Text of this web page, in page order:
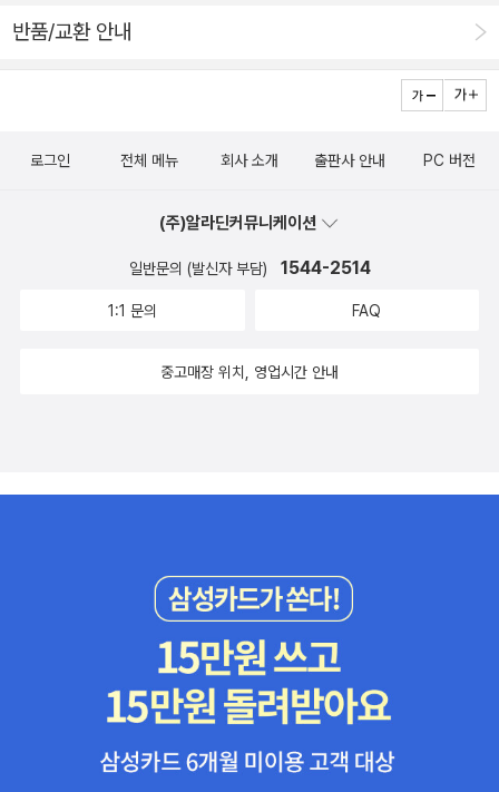
트를 구체적으로 잡아 내어 현업 관점에서 의사 결정에 도움이 되는
으로 여길 수도 있겠지만, 긍정적인 영향을 주었거나 부정적인 영향
인을 처음으로 인식하게 만든 (긍정적인 면에서) 주인공 또는 (부정
적인 면에서) 장본인이므로 기록으로 남길 가치는 충분하다는 생각이
모든 기술은 가치 중립적인 특성이 있기 때문에 사람이 만들고 사람
블록체인은 분명 새로운 가능성을 열어주는 매력적인 주제이며 현재
의 시장이 요구하는 방향이기도 하다. 하지만 공허한 수사만 앞서는
대신 가장 적합한 기술을 가장 적합한 사업 분야에 적용해서 제대로
된 사업 계획서부터 먼저 만들고, 해당 사업에 가장 적합한 토큰 이코
잘 융합된 백서를 만들고 실제 동작하는 서비스나 제품을 성공적으로
반품/교환 안내
로그인 전체 메뉴 회사 소개 출판사 안내 PC 버전
(주)알라딘커뮤니케이션
일반문의 (발신자 부담) 1544-2514
1:1 문의 FAQ
중고매장 위치, 영업시간 안내